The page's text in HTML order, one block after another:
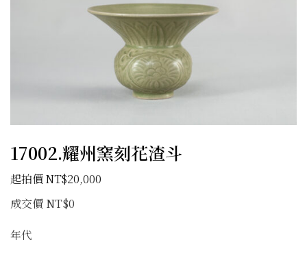
17002.耀州窯刻花渣斗
NT$20,000
成交價 NT$0
年代